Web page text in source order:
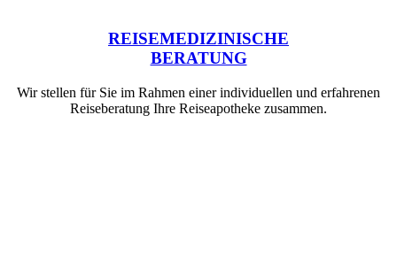
REISEMEDIZINISCHE
BERATUNG
Wir stellen für Sie im Rahmen einer individuellen und erfahrenen
Reiseberatung Ihre Reiseapotheke zusammen.